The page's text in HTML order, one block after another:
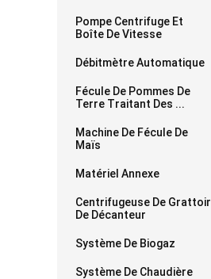
Pompe Centrifuge Et
Boîte De Vitesse
Débitmètre Automatique
Fécule De Pommes De
Terre Traitant Des ...
Machine De Fécule De
Maïs
Matériel Annexe
Centrifugeuse De Grattoir
De Décanteur
Système De Biogaz
Système De Chaudière